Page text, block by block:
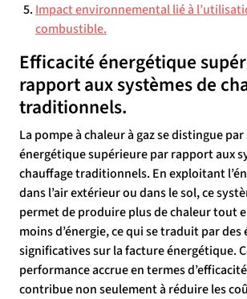
Impact environnemental lié à
combustible.
Efficacité énergétique
rapport aux systèmes de
traditionnels.
La pompe à chaleur à gaz se distingue
énergétique supérieure par rapport aux
chauffage traditionnels. En exploitant
dans l’air extérieur ou dans le sol, ce
permet de produire plus de chaleur tout
moins d’énergie, ce qui se traduit par des
significatives sur la facture énergétique.
performance accrue en termes
contribue non seulement à réduire les